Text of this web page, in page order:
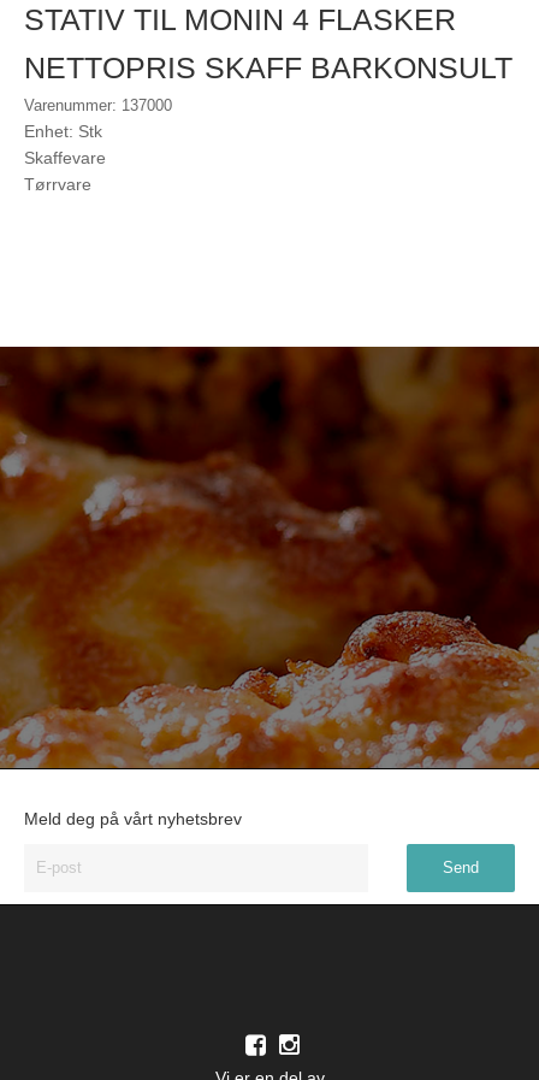
STATIV TIL MONIN 4 FLASKER
NETTOPRIS SKAFF BARKONSULT
Varenummer: 137000
Enhet: Stk
Skaffevare
Tørrvare
Meld deg på vårt nyhetsbrev